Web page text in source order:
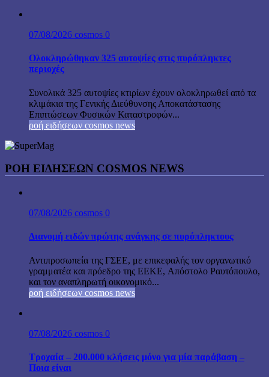
07/08/2026 cosmos 0
Ολοκληρώθηκαν 325 αυτοψίες στις πυρόπληκτες
περιοχές
Συνολικά 325 αυτοψίες κτιρίων έχουν ολοκληρωθεί από τα
κλιμάκια της Γενικής Διεύθυνσης Αποκατάστασης
Επιπτώσεων Φυσικών Καταστροφών...
ροή ειδήσεων cosmos news
ΡΟΉ ΕΙΔΉΣΕΩΝ COSMOS NEWS
07/08/2026 cosmos 0
Διανομή ειδών πρώτης ανάγκης σε πυρόπληκτους
Αντιπροσωπεία της ΓΣΕΕ, με επικεφαλής τον οργανωτικό
γραμματέα και πρόεδρο της ΕΕΚΕ, Απόστολο Ραυτόπουλο,
και τον αναπληρωτή οικονομικό...
ροή ειδήσεων cosmos news
07/08/2026 cosmos 0
Τροχαία – 200.000 κλήσεις μόνο για μία παράβαση –
Ποια είναι